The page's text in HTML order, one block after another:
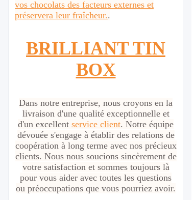
vos chocolats des facteurs externes et
préservera leur fraîcheur..
BRILLIANT TIN
BOX
Dans notre entreprise, nous croyons en la
livraison d'une qualité exceptionnelle et
d'un excellent service client. Notre équipe
dévouée s'engage à établir des relations de
coopération à long terme avec nos précieux
clients. Nous nous soucions sincèrement de
votre satisfaction et sommes toujours là
pour vous aider avec toutes les questions
ou préoccupations que vous pourriez avoir.